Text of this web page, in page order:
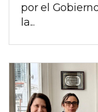
por el
la...